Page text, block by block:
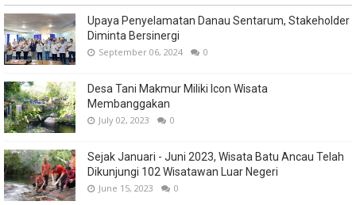
Upaya Penyelamatan Danau Sentarum, Stakeholder
Diminta Bersinergi
September 06, 2024 0
Desa Tani Makmur Miliki Icon Wisata
Membanggakan
July 02, 2023 0
Sejak Januari - Juni 2023, Wisata Batu Ancau Telah
Dikunjungi 102 Wisatawan Luar Negeri
June 15, 2023 0